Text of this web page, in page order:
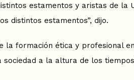
estamentos y aristas de
distintos estamentos”, dijo.
la formación ética y profesional
a la altura de los